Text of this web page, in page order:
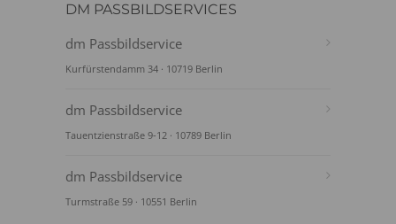
DM PASSBILDSERVICES
dm Passbildservice
Kurfürstendamm 34 · 10719 Berlin
dm Passbildservice
Tauentzienstraße 9-12 · 10789 Berlin
dm Passbildservice
Turmstraße 59 · 10551 Berlin